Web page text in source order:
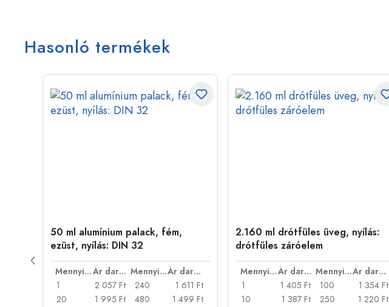
Hasonló termékek
50 ml alumínium palack, fém,
ezüst, nyílás: DIN 32
Mennyiség Ár darabonként Mennyiség
Ár darabonként
1
2 057 Ft
20
1 995 Ft
240
1 611 Ft
480
1 499 Ft
2.160 ml drótfüles üveg, nyílás:
drótfüles záróelem
Mennyiség Ár darabonként Mennyiség
Ár darabonként
1
1 405 Ft
10
1 387 Ft
100
1 354 Ft
250
1 220 Ft